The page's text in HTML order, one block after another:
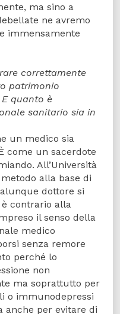
ma sino a
ne avremo
immensamente
correttamente
patrimonio
quanto è
sanitario sia in
un medico sia
come un sacerdote
All’Università
alla base di
dottore si
contrario alla
il senso della
medico
senza remore
perché lo
non
ma soprattutto per
o immunodepressi
anche per evitare di